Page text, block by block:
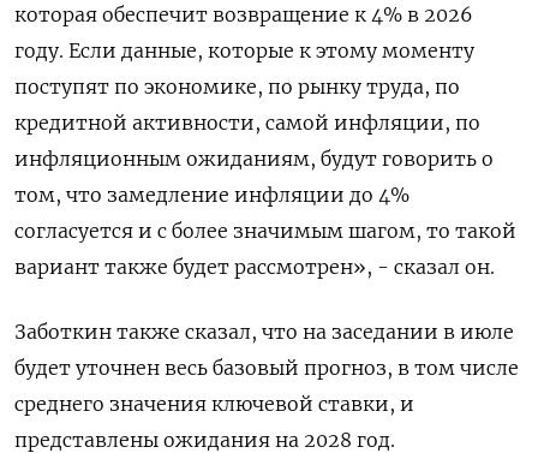
которая обеспечит возвращение к 4% в 2026
году. Если данные, которые к этому моменту
поступят по экономике, по рынку труда, по
кредитной активности, самой инфляции, по
инфляционным ожиданиям, будут говорить о
том, что замедление инфляции до 4%
согласуется и с более значимым шагом, то такой
вариант также будет рассмотрен», - сказал он.
Заботкин также сказал, что на заседании в июле
будет уточнен весь базовый прогноз, в том числе
среднего значения ключевой ставки, и
представлены ожидания на 2028 год.